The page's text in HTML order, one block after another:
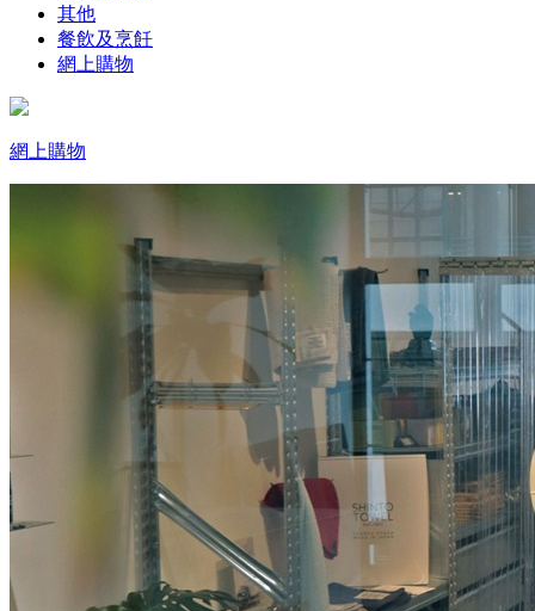
其他
餐飲及烹飪
網上購物
網上購物